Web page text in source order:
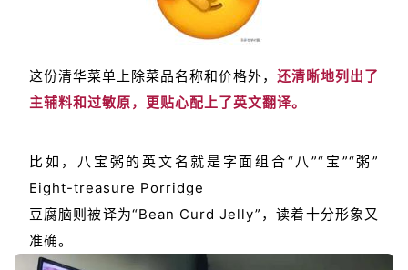
这份清华菜单上除菜品名称和价格外， 还清晰地列出了
主辅料和过敏原，更贴心配上了英文翻译。
比如，八宝粥的英文名就是字面组合“八”“宝”“粥”
Eight-treasure Porridge
豆腐脑则被译为“Bean Curd Jelly”，读着十分形象又
准确。